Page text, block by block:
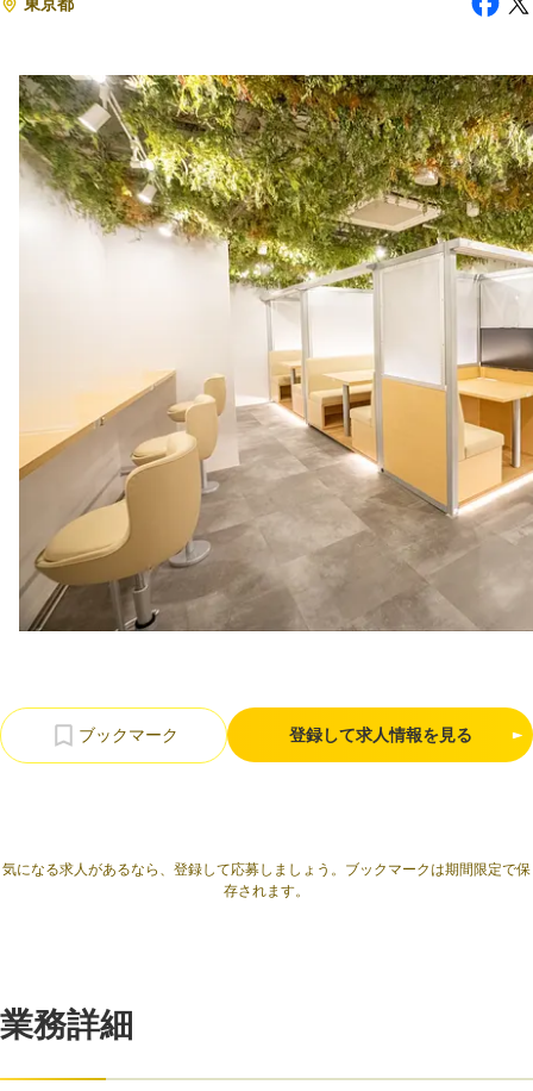
転職
大学発スタートアップ
導入事例
お問い合わせ
法人向け資料ダウンロード
/採用検討企業様へ
利用規約プライバシーポリシー 採用情報会社概要採用検討企業様へ
パートナーの方へ
登録して求人情報を見る
気になる求人があるなら、登録して応募しましょう。ブックマークは期間限定で保
存されます。
業務詳細